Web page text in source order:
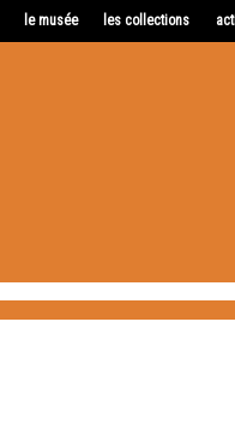
le musée les collections